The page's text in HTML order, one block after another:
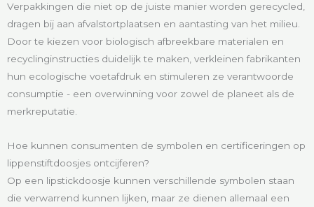
Verpakkingen die niet op de juiste manier worden gerecycled,
dragen bij aan afvalstortplaatsen en aantasting van het milieu.
Door te kiezen voor biologisch afbreekbare materialen en
recyclinginstructies duidelijk te maken, verkleinen fabrikanten
hun ecologische voetafdruk en stimuleren ze verantwoorde
consumptie - een overwinning voor zowel de planeet als de
merkreputatie.
Hoe kunnen consumenten de symbolen en certificeringen op
lippenstiftdoosjes ontcijferen?
Op een lipstickdoosje kunnen verschillende symbolen staan
die verwarrend kunnen lijken, maar ze dienen allemaal een